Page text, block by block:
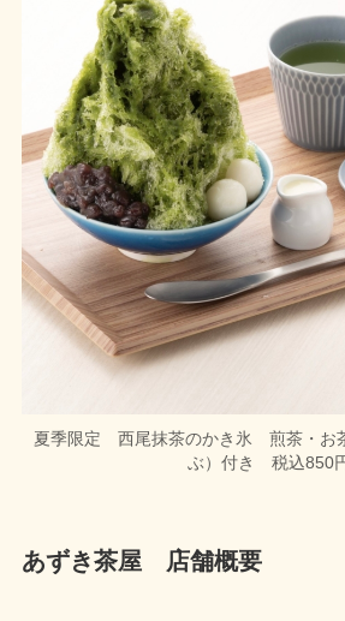
夏季限定 西尾抹茶のかき氷 煎茶・お
ぶ）付き 税込850
あずき茶屋 店舗概要